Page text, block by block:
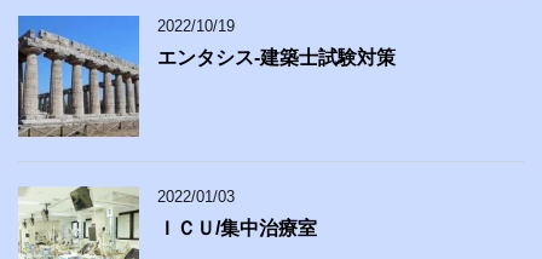
2022/10/19
エンタシス-建築士試験対策
2022/01/03
ＩＣＵ/集中治療室